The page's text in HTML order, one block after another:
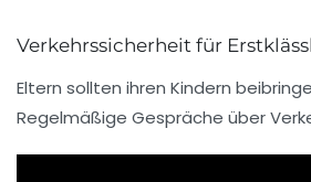
Verkehrssicherheit für
Eltern sollten ihren Kindern
Regelmäßige Gespräche über